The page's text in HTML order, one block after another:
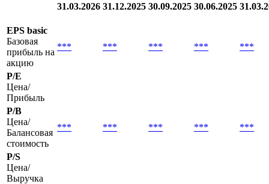
31.03.2026 31.12.2025 30.09.2025 30.06.2025
EPS basic
Базовая
прибыль на
акцию
*** *** *** *** ***
P/E
Цена/
Прибыль
P/B
Цена/
Балансовая
стоимость
*** *** *** *** ***
P/S
Цена/
Выручка